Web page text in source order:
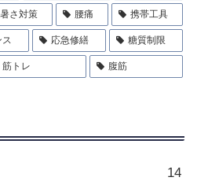
暑さ対策 腰痛 携帯工具
応急修繕 糖質制限
筋トレ 腹筋
14